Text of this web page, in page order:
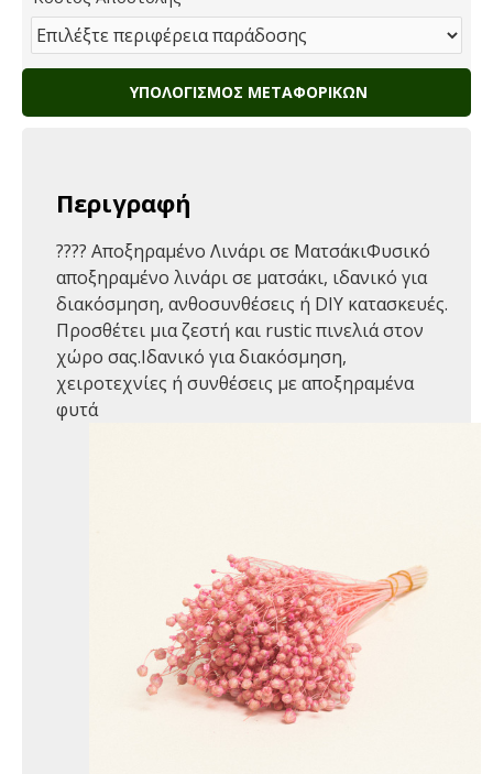
ΥΠΟΛΟΓΙΣΜΌΣ ΜΕΤΑΦΟΡΙΚΏΝ
Περιγραφή
???? Αποξηραμένο Λινάρι σε ΜατσάκιΦυσικό
αποξηραμένο λινάρι σε ματσάκι, ιδανικό για
διακόσμηση, ανθοσυνθέσεις ή DIY κατασκευές.
Προσθέτει μια ζεστή και rustic πινελιά στον
χώρο σας.Ιδανικό για διακόσμηση,
χειροτεχνίες ή συνθέσεις με αποξηραμένα
φυτά